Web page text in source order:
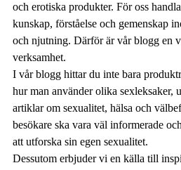
och erotiska produkter. För oss
kunskap, förståelse och gemenskap
och njutning. Därför är vår blogg en
verksamhet.
I vår blogg hittar du inte bara
hur man använder olika sexleksaker,
artiklar om sexualitet, hälsa och
besökare ska vara väl informerade
att utforska sin egen sexualitet.
Dessutom erbjuder vi en källa till